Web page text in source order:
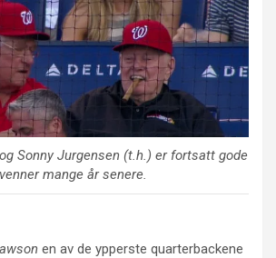
Sonny Jurgensen (t.h.) er fortsatt gode
venner mange år senere.
en av de ypperste quarterbackene